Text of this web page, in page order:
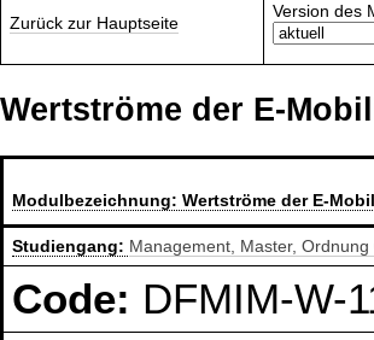
Zurück zur Hauptseite
Version des
Wertströme der E-
Modulbezeichnung:Wertströme der E-
Studiengang: Management, Master, Ordnung
Code: DFMIM-W-